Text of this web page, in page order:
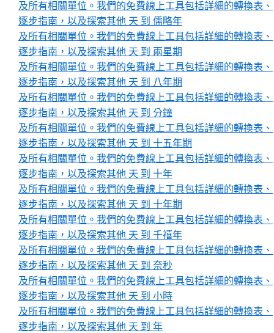
及所有相關單位。我們的免費線上工具包括詳細的轉換表、
逐步指南，以及探索其他 天 到 儒略年
及所有相關單位。我們的免費線上工具包括詳細的轉換表、
逐步指南，以及探索其他 天 到 兩星期
及所有相關單位。我們的免費線上工具包括詳細的轉換表、
逐步指南，以及探索其他 天 到 八年期
及所有相關單位。我們的免費線上工具包括詳細的轉換表、
逐步指南，以及探索其他 天 到 分鐘
及所有相關單位。我們的免費線上工具包括詳細的轉換表、
逐步指南，以及探索其他 天 到 十五年期
及所有相關單位。我們的免費線上工具包括詳細的轉換表、
逐步指南，以及探索其他 天 到 十年
及所有相關單位。我們的免費線上工具包括詳細的轉換表、
逐步指南，以及探索其他 天 到 十年期
及所有相關單位。我們的免費線上工具包括詳細的轉換表、
逐步指南，以及探索其他 天 到 千禧年
及所有相關單位。我們的免費線上工具包括詳細的轉換表、
逐步指南，以及探索其他 天 到 奈秒
及所有相關單位。我們的免費線上工具包括詳細的轉換表、
逐步指南，以及探索其他 天 到 小時
及所有相關單位。我們的免費線上工具包括詳細的轉換表、
逐步指南，以及探索其他 天 到 年